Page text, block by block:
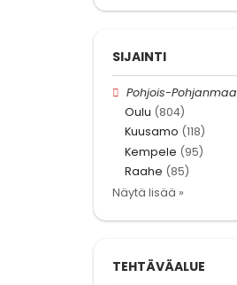
SIJAINTI
Pohjois-Pohjanmaa
Oulu (804)
Kuusamo (118)
Kempele (95)
Raahe (85)
Näytä lisää »
TEHTÄVÄALUE